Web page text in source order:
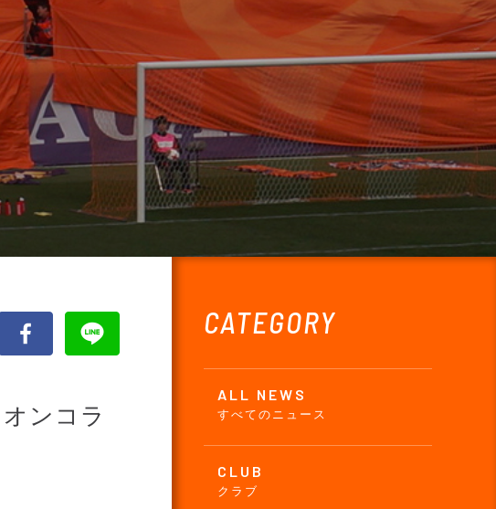
CATEGORY
ALL NEWS
すべてのニュース
CLUB
クラブ
ンコラ